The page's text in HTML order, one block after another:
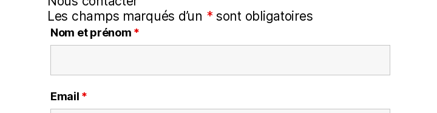
Les champs marqués d’un * sont obligatoires
Nom et prénom *
Email *